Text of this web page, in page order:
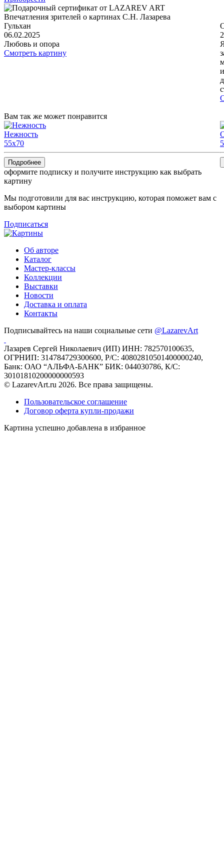
Впечатления зрителей о картинах С.Н. Лазарева
Гульхан
06.02.2025
Любовь и опора
Смотреть картину
Вам так же может понравится
Нежность
55x70
Подробнее
оформите подписку и получите инструкцию как выбрать
картину
Мы подготовили для вас инструкцию, которая поможет вам с
выбором картины
Подписаться
Об авторе
Каталог
Мастер-классы
Коллекции
Выставки
Новости
Доставка и оплата
Контакты
Подписывайтесь на наши социальные сети @LazarevArt
Лазарев Сергей Николаевич (ИП) ИНН: 782570100635,
ОГРНИП: 314784729300600, Р/С: 40802810501400000240,
Банк: ОАО “АЛЬФА-БАНК” БИК: 044030786, К/С:
30101810200000000593
© LazarevArt.ru 2026. Все права защищены.
Пользовательское соглашение
Договор оферта купли-продажи
Картина успешно добавлена в избранное